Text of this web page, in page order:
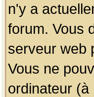
n'y a
forum. Vous
serveur web
Vous ne
ordinateur